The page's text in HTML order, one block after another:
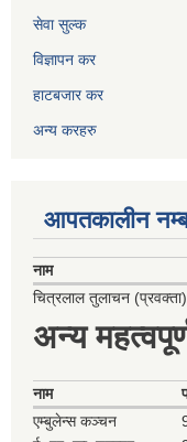
सेवा सुल्क
विज्ञापन कर
हाटबजार कर
अन्य करहरु
आपतकालीन
नाम
चित्रलाल तुलाचन (प्रवक्ता)
अन्य
नाम
एम्बुलेन्स कञ्‍चन